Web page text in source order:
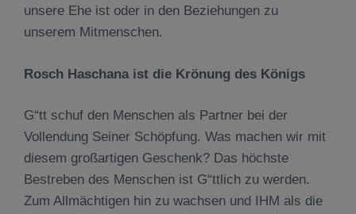
unsere Ehe ist oder in den Beziehungen zu
unserem Mitmenschen.
Rosch Haschana ist die Krönung des Königs
G“tt schuf den Menschen als Partner bei der
Vollendung Seiner Schöpfung. Was machen wir mit
diesem großartigen Geschenk? Das höchste
Bestreben des Menschen ist G“ttlich zu werden.
Zum Allmächtigen hin zu wachsen und IHM als die